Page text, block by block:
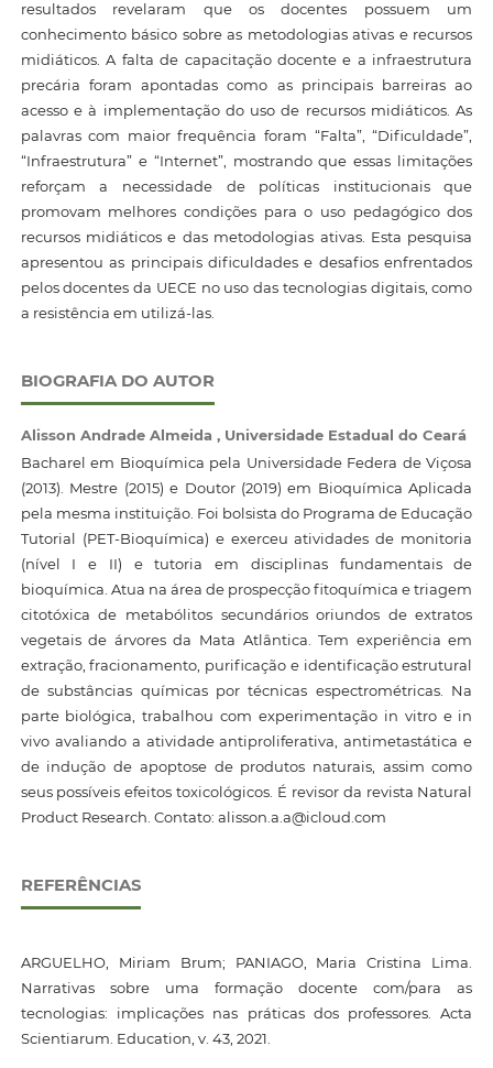
resultados revelaram que os docentes possuem um
conhecimento básico sobre as metodologias ativas e recursos
midiáticos. A falta de capacitação docente e a infraestrutura
precária foram apontadas como as principais barreiras ao
acesso e à implementação do uso de recursos midiáticos. As
palavras com maior frequência foram “Falta”, “Dificuldade”,
“Infraestrutura” e “Internet”, mostrando que essas limitações
reforçam a necessidade de políticas institucionais que
promovam melhores condições para o uso pedagógico dos
recursos midiáticos e das metodologias ativas. Esta pesquisa
apresentou as principais dificuldades e desafios enfrentados
pelos docentes da UECE no uso das tecnologias digitais, como
a resistência em utilizá-las.
BIOGRAFIA DO AUTOR
Alisson Andrade Almeida , Universidade Estadual do Ceará
Bacharel em Bioquímica pela Universidade Federa de Viçosa
(2013). Mestre (2015) e Doutor (2019) em Bioquímica Aplicada
pela mesma instituição. Foi bolsista do Programa de Educação
Tutorial (PET-Bioquímica) e exerceu atividades de monitoria
(nível I e II) e tutoria em disciplinas fundamentais de
bioquímica. Atua na área de prospecção fitoquímica e triagem
citotóxica de metabólitos secundários oriundos de extratos
vegetais de árvores da Mata Atlântica. Tem experiência em
extração, fracionamento, purificação e identificação estrutural
de substâncias químicas por técnicas espectrométricas. Na
parte biológica, trabalhou com experimentação in vitro e in
vivo avaliando a atividade antiproliferativa, antimetastática e
de indução de apoptose de produtos naturais, assim como
seus possíveis efeitos toxicológicos. É revisor da revista Natural
Product Research. Contato: alisson.a.a@icloud.com
REFERÊNCIAS
ARGUELHO, Miriam Brum; PANIAGO, Maria Cristina Lima.
Narrativas sobre uma formação docente com/para as
tecnologias: implicações nas práticas dos professores. Acta
Scientiarum. Education, v. 43, 2021.